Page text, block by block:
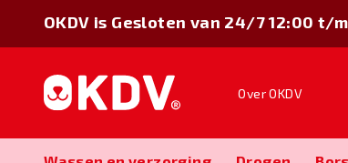
Over OKDV
OKDV is Gesloten van 24/7 12:00 t/